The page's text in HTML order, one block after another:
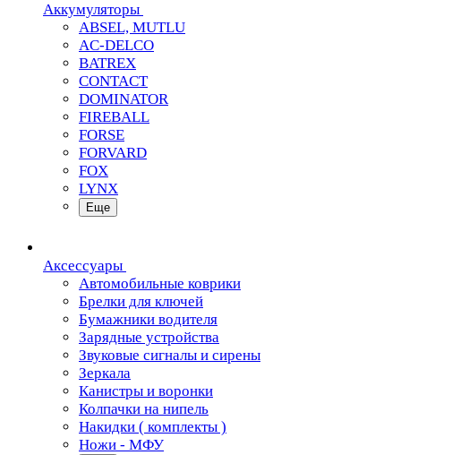
Аккумуляторы
ABSEL, MUTLU
AC-DELCO
BATREX
CONTACT
DOMINATOR
FIREBALL
FORSE
FORVARD
FOX
LYNX
Еще
Аксессуары
Автомобильные коврики
Брелки для ключей
Бумажники водителя
Зарядные устройства
Звуковые сигналы и сирены
Зеркала
Канистры и воронки
Колпачки на нипель
Накидки ( комплекты )
Ножи - МФУ